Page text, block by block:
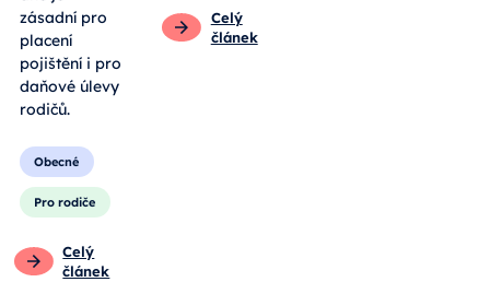
zásadní pro
placení
pojištění i pro
daňové úlevy
rodičů.
Obecné
Pro rodiče
Celý
článek
Celý
článek